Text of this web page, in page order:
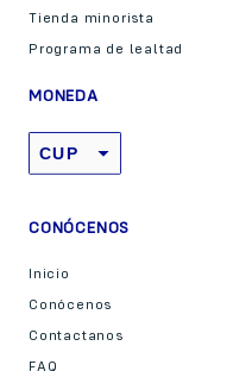
Tienda minorista
Programa de lealtad
MONEDA
CUP
CONÓCENOS
Inicio
Conócenos
Contactanos
FAQ